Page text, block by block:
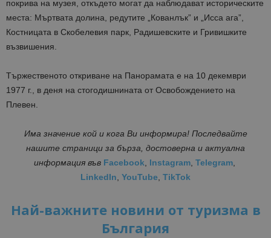
покрива на музея, откъдето могат да наблюдават историческите
места: Мъртвата долина, редутите „Кованлък” и „Исса ага”,
Костницата в Скобелевия парк, Радишевските и Гривишките
възвишения.
Тържественото откриване на Панорамата е на 10 декември
1977 г., в деня на стогодишнината от Освобождението на
Плевен.
Има значение кой и кога Ви информира! Последвайте
нашите страници за бърза, достоверна и актуална
информация във Facebook, Instagram, Telegram,
LinkedIn, YouTube, TikTok
Най-важните новини от туризма в
България